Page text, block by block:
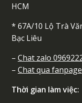
HCM
* 67A/10 Lộ Trà
Bạc Liêu
– Chat zalo
– Chat qua fanpage
Thời gian làm việc: